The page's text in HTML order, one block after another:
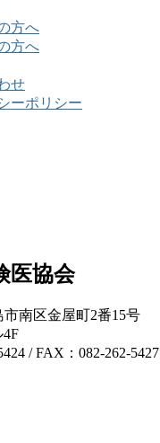
方へ
方へ
せ
ーポリシー
医協会
市南区金屋町2番15号
4F
/ FAX：082-262-5427